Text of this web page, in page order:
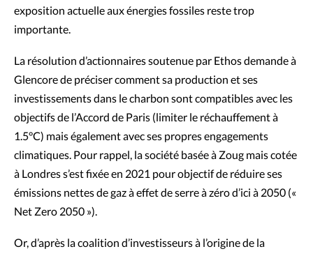
exposition actuelle aux énergies fossiles reste trop
importante.
La résolution d’actionnaires soutenue par Ethos demande à
Glencore de préciser comment sa production et ses
investissements dans le charbon sont compatibles avec les
objectifs de l’Accord de Paris (limiter le réchauffement à
1.5°C) mais également avec ses propres engagements
climatiques. Pour rappel, la société basée à Zoug mais cotée
à Londres s’est fixée en 2021 pour objectif de réduire ses
émissions nettes de gaz à effet de serre à zéro d’ici à 2050 («
Net Zero 2050 »).
Or, d’après la coalition d’investisseurs à l’origine de la